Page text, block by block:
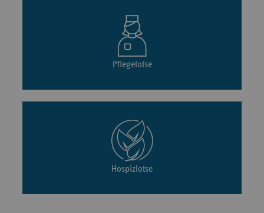
Pflegelotse
Hospizlotse